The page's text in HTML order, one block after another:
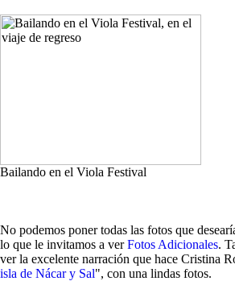
Bailando en el Viola Festival
No podemos poner todas las fotos que
lo que le invitamos a verFotos Adicionales.
ver la excelente narración que hace Cristina
isla de Nácar y Sal", con una lindas fotos.